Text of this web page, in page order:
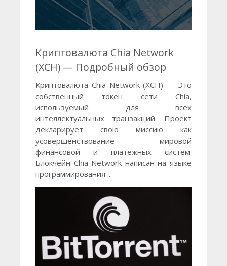
Криптовалюта Chia Network
(XCH) — Подробный обзор
Криптовалюта Chia Network (XCH) — Это
собственный токен сети Chia,
используемый для всех
интеллектуальных транзакций. Проект
декларирует свою миссию как
усовершенствование мировой
финансовой и платежных систем.
Блокчейн Chia Network написан на языке
программирования ...